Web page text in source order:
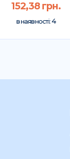
152,38 грн.
в наявності: 4